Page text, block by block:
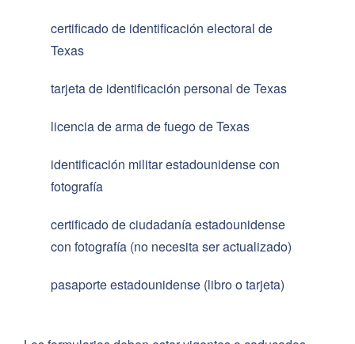
certificado de identificación electoral de
Texas
tarjeta de identificación personal de Texas
licencia de arma de fuego de Texas
identificación militar estadounidense con
fotografía
certificado de ciudadanía estadounidense
con fotografía (no necesita ser actualizado)
pasaporte estadounidense (libro o tarjeta)